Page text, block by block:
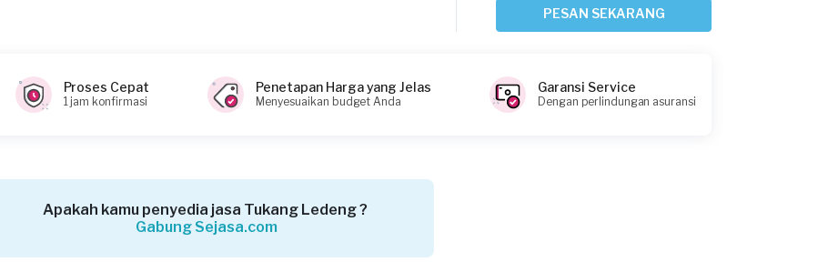
Sekitar 21 jam yang lalu
1 hari yang lalu
PESAN SEKARANG
Proses Cepat
1 jam konfirmasi
Penetapan Harga yang Jelas
Menyesuaikan budget Anda
Garansi Service
Dengan perlindungan asuransi
Apakah kamu penyedia jasa Tukang Ledeng ?
Gabung Sejasa.com